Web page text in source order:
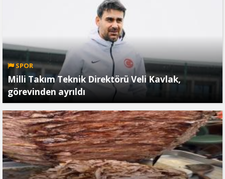
SPOR
Milli Takım Teknik Direktörü Veli Kavlak,
görevinden ayrıldı